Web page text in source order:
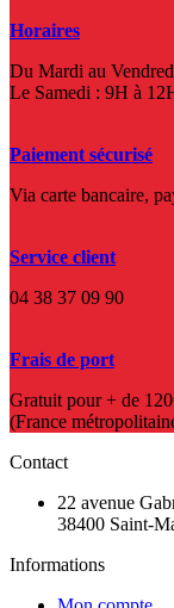
Horaires
Du Mardi au
Le Samedi : 9H à
Paiement sécurisé
Via carte bancaire,
Service client
04 38 37 09 90
Frais de port
Gratuit pour + de
(France
Contact
22 avenue
38400 Saint-
Informations